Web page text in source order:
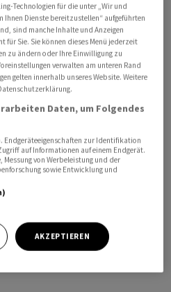
vom Mittwoch
im Gegensatz zu einem
der von
in einer Reuters-Umfrage
sanken im Juli um 7,5
während Ökonomen
erwartet hatten.
Millionen Dollar) auf,
Überschuss von 196,2
Technologien für die unter „Wir und
Ihnen Dienste bereitzustellen“ aufgeführten
sind manche Inhalte und Anzeigen
für Sie. Sie können dieses Menü jederzeit
zu ändern oder Ihre Einwilligung zu
verwalten am unteren Rand
gelten innerhalb unseres Website. Weitere
Daten, um Folgendes
Endgeräteeigenschaften zur Identifikation
auf Informationen auf einem Endgerät.
von Werbeleistung und der
sowie Entwicklung und
AKZEPTIEREN